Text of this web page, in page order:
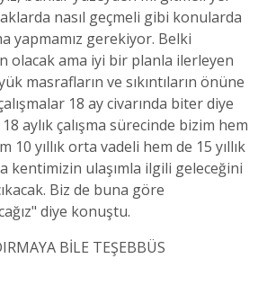
nasıl geçmeli gibi konularda
yapmamız gerekiyor. Belki
olacak ama iyi bir planla ilerleyen
masrafların ve sıkıntıların önüne
18 ay civarında biter diye
aylık çalışma sürecinde bizim hem
10 yıllık orta vadeli hem de 15 yıllık
kentimizin ulaşımla ilgili geleceğini
Biz de buna göre
diye konuştu.
BİLE TEŞEBBÜS